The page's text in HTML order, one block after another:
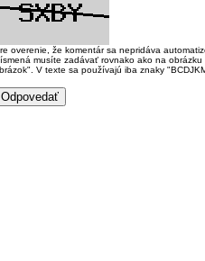
overenie, že komentár sa nepridáva
musíte zadávať rovnako ako na
V texte sa používajú iba znaky